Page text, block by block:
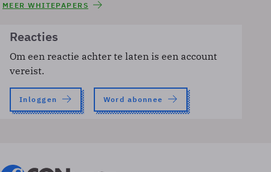
MEER WHITEPAPERS
Reacties
Om een reactie achter te laten is een account
vereist.
Inloggen Word abonnee